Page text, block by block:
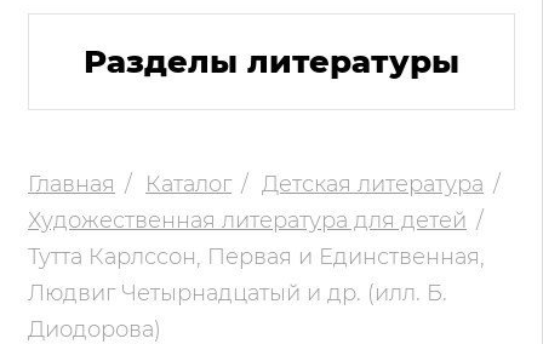
Разделы литературы
Главная Каталог
Детская литература
Художественная литература для детей
Тутта Карлссон, Первая и Единственная,
Людвиг Четырнадцатый и др. (илл. Б.
Диодорова)